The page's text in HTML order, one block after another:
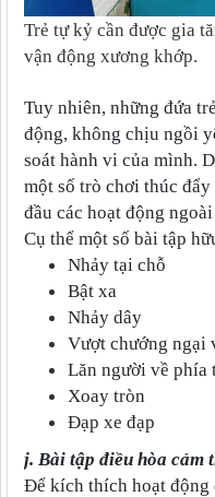
Trẻ tự kỷ cần được gia
vận động xương khớp.
Tuy nhiên, những đứa
động, không chịu ngồi
soát hành vi của mình.
một số trò chơi thúc
đầu các hoạt động
Cụ thể một số bài tập
Nhảy tại chỗ
Bật xa
Nhảy dây
Vượt chướng ngại
Lăn người về phía
Xoay tròn
Đạp xe đạp
j. Bài tập điều hòa cảm
Để kích thích hoạt động